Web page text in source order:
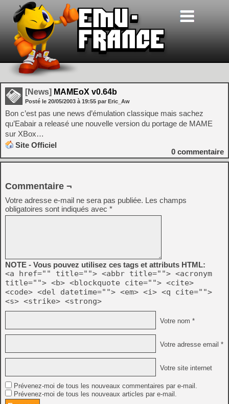
[News] MAMEoX v0.64b
Posté le 20/05/2003 à 19:55 par Eric_Aw
Bon c’est pas une news d’émulation classique mais sachez
qu’Eabair a releasé une nouvelle version du portage de MAME
sur XBox…
Site Officiel
0 commentaire
Commentaire ¬
Votre adresse e-mail ne sera pas publiée. Les champs
obligatoires sont indiqués avec *
NOTE - Vous pouvez utilisez ces tags et attributs HTML:
<a href="" title=""> <abbr title=""> <acronym
title=""> <b> <blockquote cite=""> <cite>
<code> <del datetime=""> <em> <i> <q cite="">
<s> <strike> <strong>
Votre nom *
Votre adresse email *
Votre site internet
Prévenez-moi de tous les nouveaux commentaires par e-mail.
Prévenez-moi de tous les nouveaux articles par e-mail.